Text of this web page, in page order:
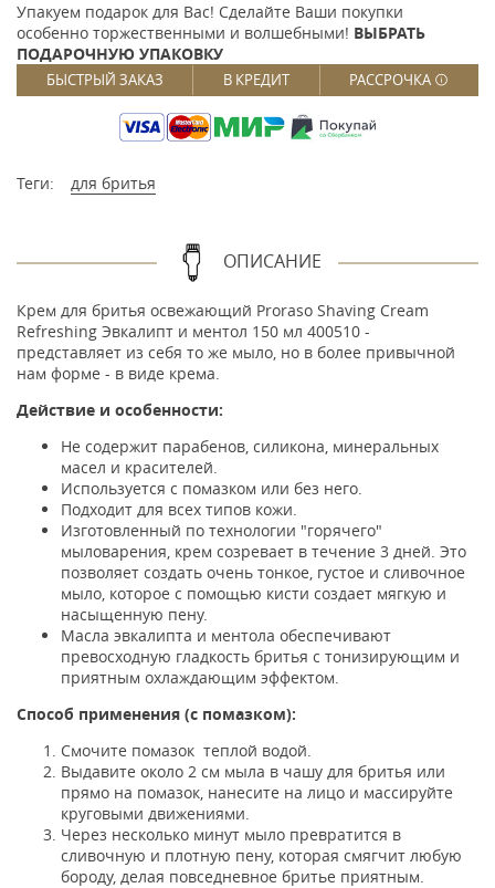
Упакуем подарок для Вас! Сделайте Ваши покупки
особенно торжественными и волшебными! ВЫБРАТЬ
ПОДАРОЧНУЮ УПАКОВКУ
БЫСТРЫЙ ЗАКАЗ В КРЕДИТ РАССРОЧКА
Теги: для бритья
ОПИСАНИЕ
Крем для бритья освежающий Proraso Shaving Cream
Refreshing Эвкалипт и ментол 150 мл 400510 -
представляет из себя то же мыло, но в более привычной
нам форме - в виде крема.
Действие и особенности:
Не содержит парабенов, силикона, минеральных
масел и красителей.
Используется с помазком или без него.
Подходит для всех типов кожи.
Изготовленный по технологии "горячего"
мыловарения, крем созревает в течение 3 дней. Это
позволяет создать очень тонкое, густое и сливочное
мыло, которое с помощью кисти создает мягкую и
насыщенную пену.
Масла эвкалипта и ментола обеспечивают
превосходную гладкость бритья с тонизирующим и
приятным охлаждающим эффектом.
Способ применения (с помазком):
Смочите помазок теплой водой.
Выдавите около 2 см мыла в чашу для бритья или
прямо на помазок, нанесите на лицо и массируйте
круговыми движениями.
Через несколько минут мыло превратится в
сливочную и плотную пену, которая смягчит любую
бороду, делая повседневное бритье приятным.